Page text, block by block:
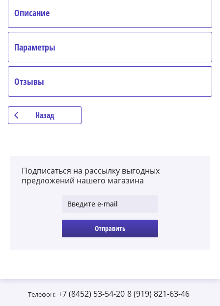
Описание
Параметры
Отзывы
Назад
Подписаться на рассылку выгодных
предложений нашего магазина
Отправить
Телефон: +7 (8452) 53-54-20 8 (919) 821-63-46